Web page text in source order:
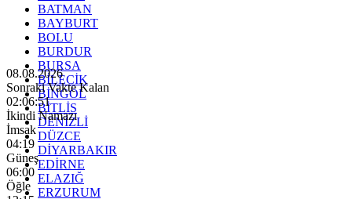
BATMAN
BAYBURT
BOLU
BURDUR
BURSA
BİLECİK
BİNGÖL
BİTLİS
DENİZLİ
DÜZCE
DİYARBAKIR
EDİRNE
ELAZIĞ
ERZURUM
08.08.2026
Sonraki Vakte Kalan
02:06:49
İkindi Namazı
İmsak
04:19
Güneş
06:00
Öğle